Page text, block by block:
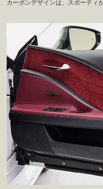
カーボンデザインは、スポーティ